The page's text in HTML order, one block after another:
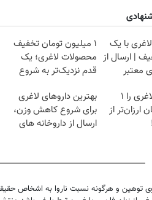
با یک
| ارسال از
معتبر
۱ میلیون تومان تخفیف
محصولات لاغری؛ یک
قدم نزدیک‌تر به شروع
آمپول‌های لاغری را ۱
ارزان‌تر از
بهترین داروهای لاغری
برای شروع کاهش وزن،
ارسال از داروخانه های
توهین و هرگونه نسبت ناروا به اشخاص
روزنامه‌های صبح شنبه ۱۷ مرداد ۱۴۰۵